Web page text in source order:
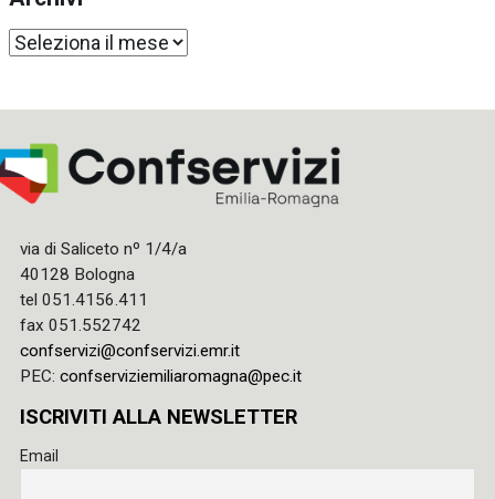
Archivi
via di Saliceto nº 1/4/a
40128 Bologna
tel 051.4156.411
fax 051.552742
confservizi@confservizi.emr.it
PEC: confserviziemiliaromagna@pec.it
ISCRIVITI ALLA NEWSLETTER
Email